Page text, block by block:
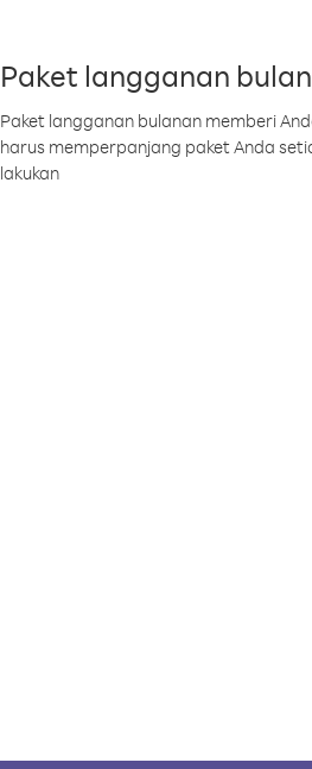
Paket langganan
Paket langganan bulanan memberi
harus memperpanjang paket Anda
lakukan